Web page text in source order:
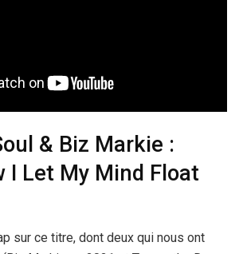
& Biz Markie :
I Let My Mind Float
sur ce titre, dont deux qui nous ont